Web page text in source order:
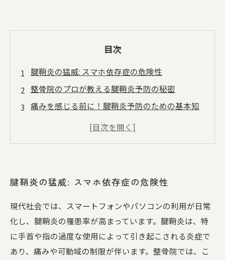
目次
腱鞘炎の猛威: スマホ依存症の危険性
整骨院のプロが教える腱鞘炎予防の秘密
痛みを感じる前に！腱鞘炎予防のための基本知
腱鞘炎を克服した患者の成功事例
快適な日常を取り戻すために: 腱鞘炎予防の新た
な未来
腱鞘炎の猛威: スマホ依存症の危険性
現代社会では、スマートフォンやパソコンの利用が日常
化し、腱鞘炎の罹患率が高まっています。腱鞘炎は、特
に手首や指の過度な使用によって引き起こされる炎症で
あり、痛みや可動域の制限が伴います。整骨院では、こ